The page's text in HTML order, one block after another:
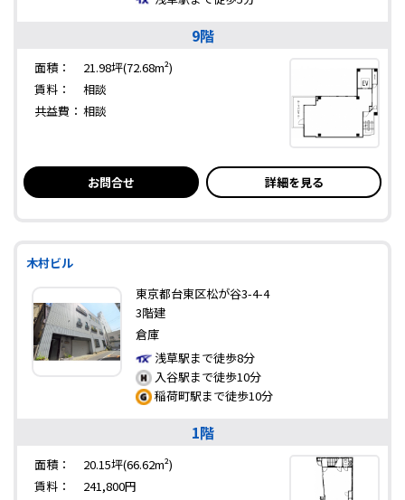
9階
面積：
21.98坪(72.68m²)
賃料：
相談
共益費： 相談
お問合せ 詳細を見る
木村ビル
東京都台東区松が谷3-4-4
3階建
倉庫
浅草駅まで徒歩8分
入谷駅まで徒歩10分
稲荷町駅まで徒歩10分
1階
面積：
20.15坪(66.62m²)
賃料：
241,800円